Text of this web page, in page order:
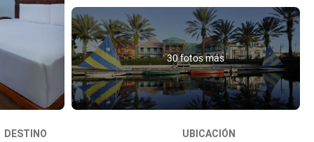
30 fotos más
DESTINO UBICACIÓN